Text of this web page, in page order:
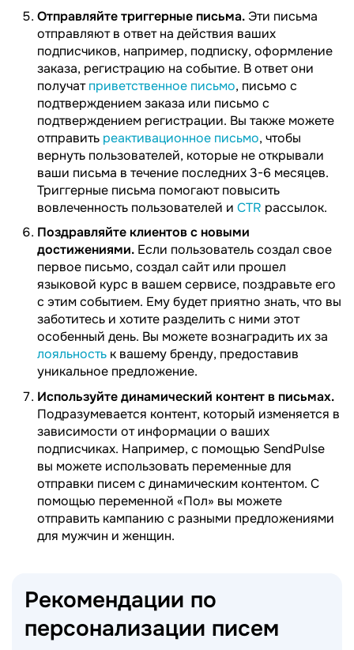
Отправляйте триггерные письма. Эти письма
отправляют в ответ на действия ваших
подписчиков, например, подписку, оформление
заказа, регистрацию на событие. В ответ они
получатприветственное письмо, письмо с
подтверждением заказа или письмо с
подтверждением регистрации. Вы также можете
отправить реактивационное письмо, чтобы
вернуть пользователей, которые не открывали
ваши письма в течение последних 3-6 месяцев.
Триггерные письма помогают повысить
вовлеченность пользователей и CTR рассылок.
Поздравляйте клиентов с новыми
достижениями. Если пользователь создал свое
первое письмо, создал сайт или прошел
языковой курс в вашем сервисе, поздравьте его
с этим событием. Ему будет приятно знать, что вы
заботитесь и хотите разделить с ними этот
особенный день. Вы можете вознаградить их за
лояльность к вашему бренду, предоставив
уникальное предложение.
Используйте динамический контент в письмах.
Подразумевается контент, который изменяется в
зависимости от информации о ваших
подписчиках. Например, с помощью SendPulse
вы можете использовать переменные для
отправки писем с динамическим контентом. С
помощью переменной «Пол» вы можете
отправить кампанию с разными предложениями
для мужчин и женщин.
Рекомендации по
персонализации писем